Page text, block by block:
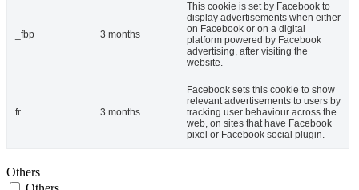
_fbp 3 months
This cookie is set by Facebook to
display advertisements when either
on Facebook or on a digital
platform powered by Facebook
advertising, after visiting the
website.
fr 3 months
Facebook sets this cookie to show
relevant advertisements to users by
tracking user behaviour across the
web, on sites that have Facebook
pixel or Facebook social plugin.
Others